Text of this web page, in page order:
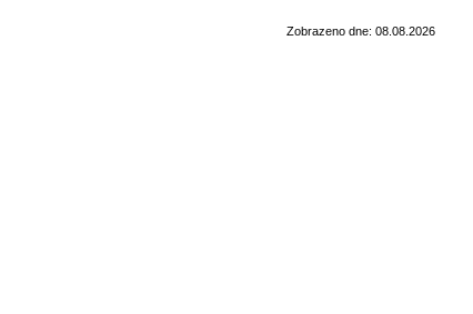
Zobrazeno dne: 08.08.2026